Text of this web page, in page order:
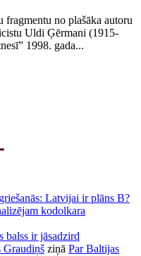
fragmentu no plašāka autoru
Uldi Ģērmani (1915-
1998. gada...
Latvijai ir plāns B?
kodolkara
balss ir jāsadzird
Graudiņš ziņā Par Baltijas